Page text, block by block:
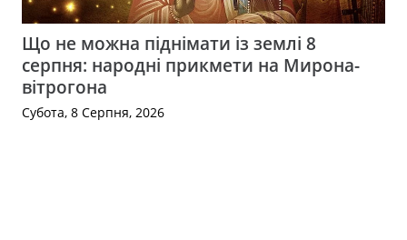
Що не можна піднімати із землі 8
серпня: народні прикмети на Мирона-
вітрогона
Субота, 8 Серпня, 2026